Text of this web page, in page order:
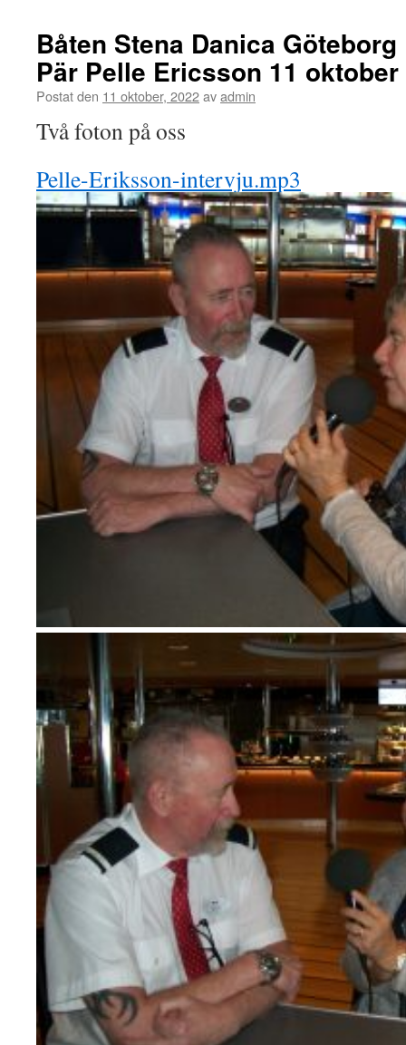
Båten Stena Danica
Pär Pelle Ericsson 11 oktober
Postat den 11 oktober, 2022avadmin
Två foton på oss
Pelle-Eriksson-intervju.mp3